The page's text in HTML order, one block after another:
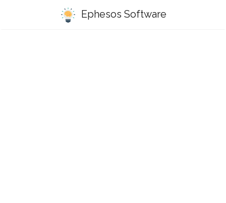
Ephesos Software